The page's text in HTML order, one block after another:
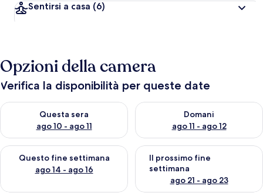
Sentirsi a casa (6)
Opzioni della camera
Verifica la disponibilità per queste date
Questa sera
ago 10 - ago 11
Verifica la disponibilità per questa sera, ago 10 - ago 11
Domani
ago 11 - ago 12
Verifica la disponibilità per
Questo fine settimana
ago 14 - ago 16
Verifica la disponibilità per questo fine settimana, ago 14 -
Il prossimo fine
settimana
ago 21 - ago 23
Verifica la disponibilità per il